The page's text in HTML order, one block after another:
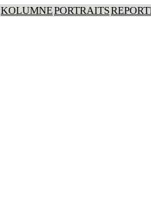
KOLUMNEPORTRAITS